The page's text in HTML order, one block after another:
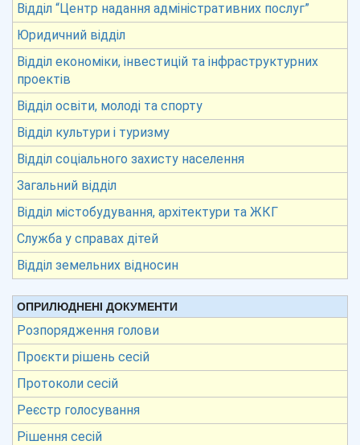
Відділ “Центр надання адміністративних послуг”
Юридичний відділ
Відділ економіки, інвестицій та інфраструктурних
проектів
Відділ освіти, молоді та спорту
Відділ культури і туризму
Відділ соціального захисту населення
Загальний відділ
Відділ містобудування, архітектури та ЖКГ
Служба у справах дітей
Відділ земельних відносин
ОПРИЛЮДНЕНІ ДОКУМЕНТИ
Розпорядження голови
Проєкти рішень сесій
Протоколи сесій
Реєстр голосування
Рішення сесій